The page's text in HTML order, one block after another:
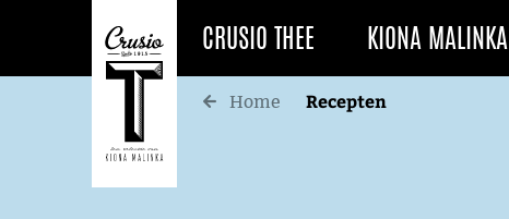
CRUSIO THEE KIONA MALINKA
Home Recepten